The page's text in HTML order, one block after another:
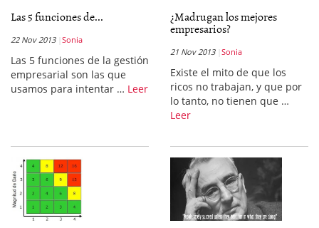
Las 5 funciones de...
22 Nov 2013 Sonia
Las 5 funciones de la gestión
empresarial son las que
usamos para intentar … Leer
¿Madrugan los mejores
empresarios?
21 Nov 2013 Sonia
Existe el mito de que los
ricos no trabajan, y que por
lo tanto, no tienen que …
Leer